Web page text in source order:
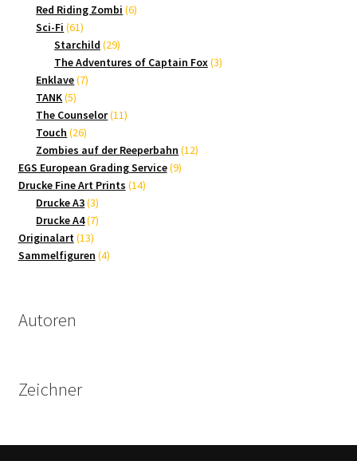
Produkte
Red Riding Zombi 66
Sci-Fi 6161
Produkte
Starchild 2929
Produkte
The Adventures of Captain Fox 33
Enklave 77
TANK 55
Produkte
The Counselor 1111
Touch 2626
Produkte
Zombies auf der Reeperbahn 1212
EGS European Grading Service 99
Drucke Fine Art Prints 1414
Drucke A3 33
Produkte
Drucke A4 77
Originalart 1313
Produkte
Sammelfiguren 44
Autoren
Zeichner